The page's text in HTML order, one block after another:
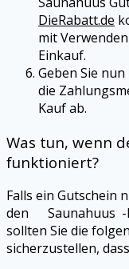
DieRabatt.de
mit
Einkauf.
Geben Sie
die
Kauf ab.
Was tun, wenn
funktioniert?
Falls ein Gutschein
den Saunahuus -
sollten Sie die
sicherzustellen,